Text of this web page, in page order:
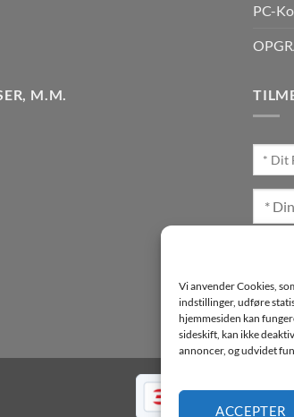
Vi anvender Cookies,
indstillinger, udføre
hjemmesiden kan
sideskift, kan ikke
annoncer, og udvidet
ACCEPTER
PC-
M.M.